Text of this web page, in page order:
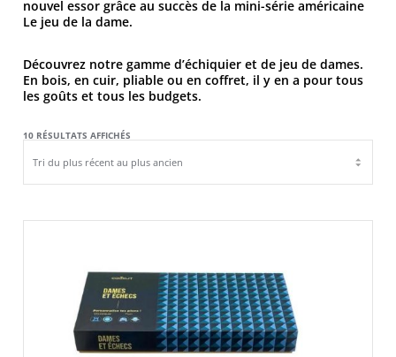
nouvel essor grâce au succès de la mini-série américaine
Le jeu de la dame.
Découvrez notre gamme d’échiquier et de jeu de dames.
En bois, en cuir, pliable ou en coffret, il y en a pour tous
les goûts et tous les budgets.
10 RÉSULTATS AFFICHÉS
DU
RÉCENT
AU
ANCIEN